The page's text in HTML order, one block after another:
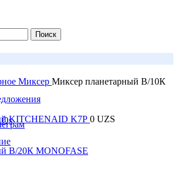
Поиск
Миксер Миксер планетарный В/10К
KITCHENAID K7Р 0 UZS
В/20К MONOFASE